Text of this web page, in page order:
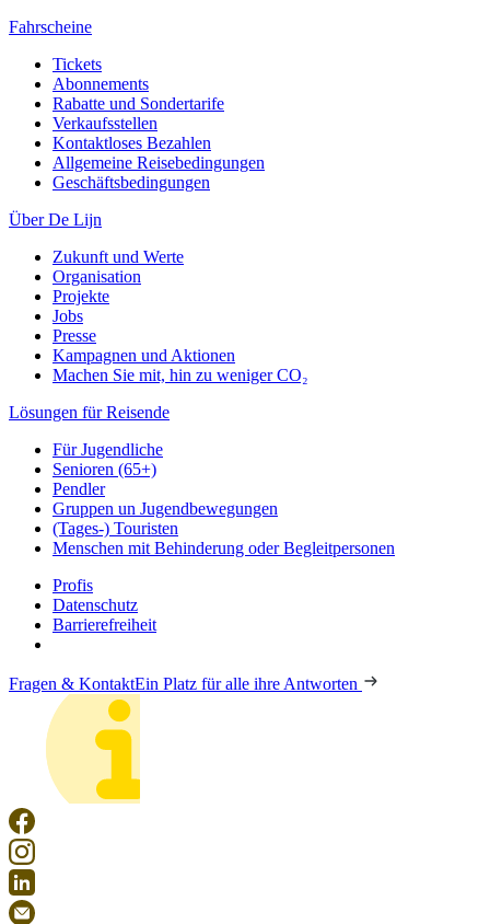
Fahrscheine
Tickets
Abonnements
Rabatte und Sondertarife
Verkaufsstellen
Kontaktloses Bezahlen
Allgemeine Reisebedingungen
Geschäftsbedingungen
Über De Lijn
Zukunft und Werte
Organisation
Projekte
Jobs
Presse
Kampagnen und Aktionen
Machen Sie mit, hin zu weniger CO₂
Lösungen für Reisende
Für Jugendliche
Senioren (65+)
Pendler
Gruppen un Jugendbewegungen
(Tages-) Touristen
Menschen mit Behinderung oder Begleitpersonen
Profis
Datenschutz
Barrierefreiheit
Fragen & KontaktEin Platz für alle ihre Antworten